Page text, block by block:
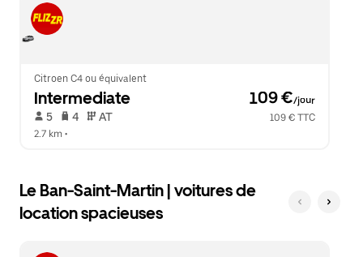
Citroen C4 ou équivalent
Intermediate 109 €/jour
5 4 AT
109 € TTC
2.7 km •
Le Ban-Saint-Martin | voitures de
location spacieuses